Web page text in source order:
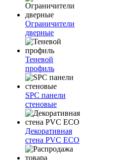
Ограничители
дверные
Теневой
профиль
SPC панели
стеновые
Декоративная
стена PVC ECO